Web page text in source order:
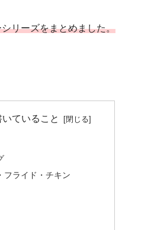
リーズをまとめました。
ていること
フライド・チキン